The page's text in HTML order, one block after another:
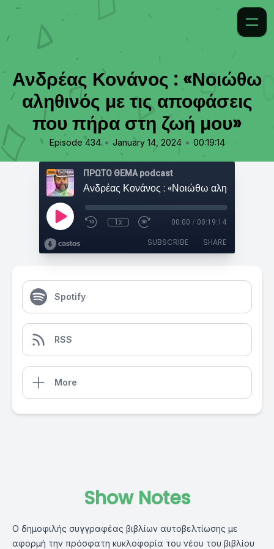
Ανδρέας Κονάνος : «Νοιώθω
αληθινός με τις αποφάσεις
που πήρα στη ζωή μου»
Episode 434 • January 14, 2024 • 00:19:14
ΠΡΩΤΟ ΘΕΜΑ podcast
1x 00:00 / 00:19:14
SUBSCRIBE SHARE
Spotify
RSS
More
Show Notes
Ο δημοφιλής συγγραφέας βιβλίων αυτοβελτίωσης με
αφορμή την πρόσφατη κυκλοφορία του νέου του βιβλίου